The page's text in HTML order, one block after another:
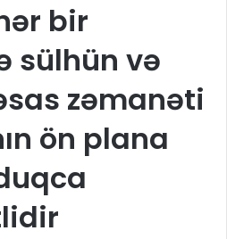
bir
sülhün və
zəmanəti
ön plana